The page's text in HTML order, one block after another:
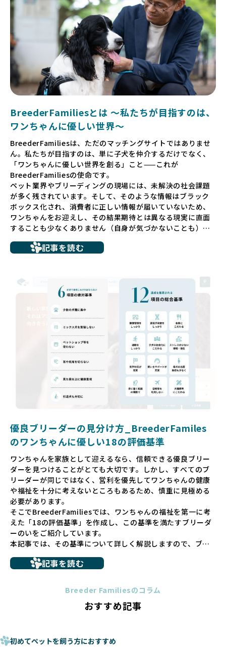
BreederFamiliesとは 〜私たちが目指すのは、
ワンちゃんに優しい世界〜
BreederFamiliesは、ただのマッチングサイトではありませ
ん。私たちが目指すのは、単に子犬を仲介するだけでなく、
「ワンちゃんに優しい世界を創る」こと——これが
BreederFamiliesの使命です。
ペット業界やブリーディングの現場には、未解決の社会課題
が多く残されています。そして、そのような情報はブラック
ボックス化され、消費者に正しい情報が届いていないため、
ワンちゃんをお迎えし、その結果期待とは異なる現実に直面
することも少なくありません（自身が気づかないことも）。
ち、健康面や社会性に問題を抱えていたり、またブリーダー
いるというケースもあります。こうした問題は、消費者にと
っても大きな負担であり、ワンちゃん自身にとっても非常に
だからこそ、私たちは正しい情報と安心して選べる場所を提
供すべきだと考えています。BreederFamiliesでは、ワンち
ゃんを家族のように愛する「優良ブリーダー」のみを独自の
厳しい基準で厳選し、その評価基準や評価結果をオープンに
しています。これにより、消費者の皆様が安心して子犬やブ
リーダーを選べる環境を整えています。
そして、消費者の皆様が正しい情報をもとに優良ブリーダー
を求めることで、ワンちゃんを家族のように愛する優良ブリ
ーダーが増え、営利優先の「悪徳ブリーダー」が自然と淘汰
される社会を目指しています。目の前の子犬だけでなく、親
ゃんに優しい世界を築いていきたいと考えています。
長するための環境が十分に整っていない場合が多く、販売ま
での間に過密な環境や長距離移動のストレスを受けることが
少なくありません。このような環境は、健康リスクや社会性
の問題につながりやすく、ワンちゃんにとっても望ましいと
は言えません。
こうした背景から、BreederFamiliesはペットショップを介
さない直接販売を採用するとともに、ペットオークションや
ペットショップを利用するブリーダーの掲載も行ってしませ
ん。
ペットショップを避けた方がいい理由の詳細はこちら
法令レベルの最低基準にとどまっていることが問題です。こ
ものに過ぎず、ワンちゃんの心身の福祉やブリーダーの責任
少なくなく、消費者にとって選択の判断が難しい現状があり
記事を読む
優良ブリーダーの見分け方_BreederFamiles
のワンちゃんに優しい18の評価基準
ワンちゃんを家族として迎えるなら、信頼できる優良ブリー
ダーを見つけることがとても大切です。しかし、すべてのブ
リーダーが同じではなく、営利を優先してワンちゃんの健康
や福祉を十分に考えないところもあるため、慎重に見極める
必要があります。
そこでBreederFamiliesでは、ワンちゃんの福祉を第一に考
えた「18の評価基準」を作成し、この基準を満たすブリーダ
ーのいをご紹介しています。
本記事では、その基準について詳しく解説しますので、ブリ
に断尾（しっぽを切る）や断耳（耳を切る）が行われている
ことがあります。
これは痛みを伴う処置で、ワンちゃんの身体的な負担が大き
手段でもあるため、切断されることで他の犬や人間との意思
記事を読む
Breeder Familiesのコラム
おすすめ記事
初めてペットを飼う方におすすめ